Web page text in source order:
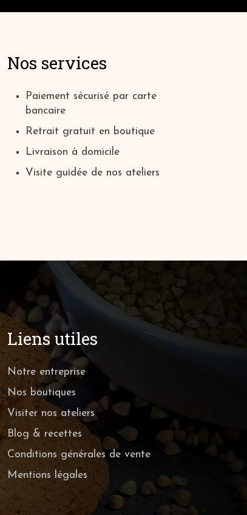
Nos services
Paiement sécurisé par carte
bancaire
Retrait gratuit en boutique
Livraison à domicile
Visite guidée de nos ateliers
Liens utiles
Notre entreprise
Nos boutiques
Visiter nos ateliers
Blog & recettes
Conditions générales de vente
Mentions légales